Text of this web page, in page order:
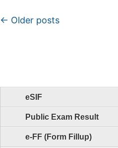
eSIF
Public Exam Result
e-FF (Form Fillup)
Post navigation
← Older posts